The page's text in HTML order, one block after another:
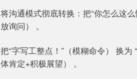
将沟通模式彻底转换：把“你怎么这
放询问） 。
把“字写工整点！”（模糊命令） 换
体肯定+积极展望） 。